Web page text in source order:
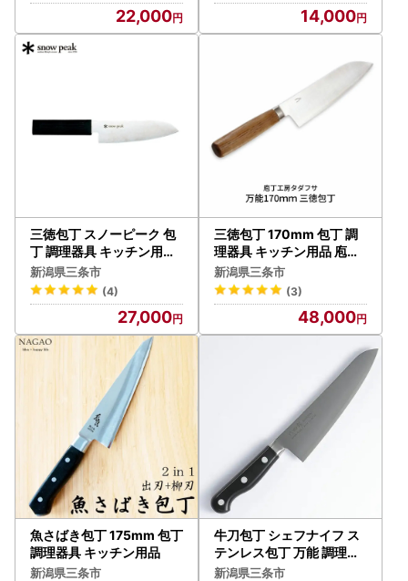
22,000 14,000
三徳包丁 スノーピーク 包
丁 調理器具 キッチン用品
キャンプ アウトドア
新潟県三条市
(4)
27,000
三徳包丁 170mm 包丁 調
理器具 キッチン用品 庖丁
工房タダフサ
新潟県三条市
(3)
48,000
魚さばき包丁 175mm 包丁
調理器具 キッチン用品
新潟県三条市
牛刀包丁 シェフナイフ ス
テンレス包丁 万能 調理器
具 キッチン用品
新潟県三条市